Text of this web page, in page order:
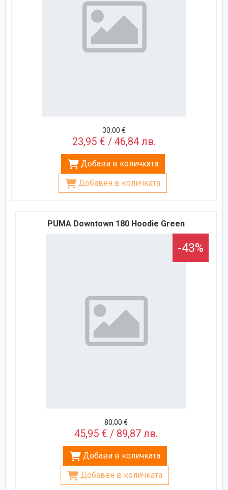
30,00 €
23,95 € / 46,84 лв.
Добави в количката
Добавен в количката
PUMA Downtown 180 Hoodie Green
-43%
80,00 €
45,95 € / 89,87 лв.
Добави в количката
Добавен в количката